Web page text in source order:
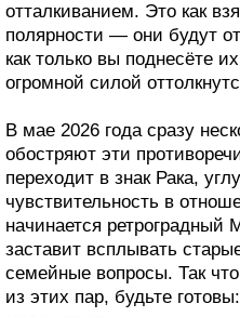
отталкиванием. Это как
полярности — они будут
как только вы поднесёте
огромной силой
В мае 2026 года сразу
обостряют эти
переходит в знак Рака,
чувствительность в
начинается ретроградный
заставит всплывать
семейные вопросы. Так
из этих пар, будьте